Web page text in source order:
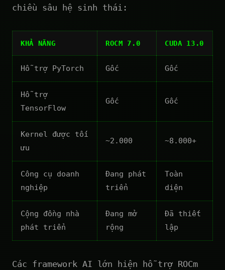
chiều sâu hệ sinh thái:
KHẢ NĂNG ROCM 7.0 CUDA 13.0
Hỗ trợ PyTorch Gốc Gốc
Hỗ trợ
TensorFlow
Gốc Gốc
Kernel được tối
ưu
~2.000 ~8.000+
Công cụ doanh
nghiệp
Đang phát
triển
Toàn
diện
Cộng đồng nhà
phát triển
Đang mở
rộng
Đã thiết
lập
Các framework AI lớn hiện hỗ trợ ROCm